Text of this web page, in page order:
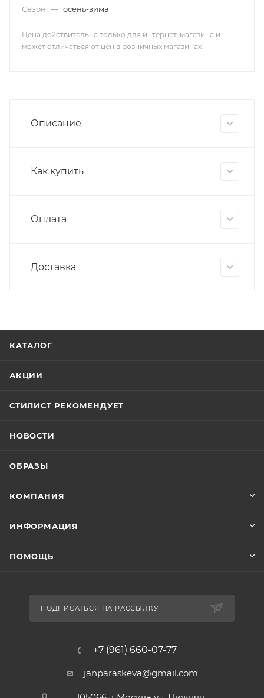
Сезон — осень-зима
Цена действительна только для интернет-магазина и
может отличаться от цен в розничных магазинах
Описание
Как купить
Оплата
Доставка
КАТАЛОГ
АКЦИИ
СТИЛИСТ РЕКОМЕНДУЕТ
НОВОСТИ
ОБРАЗЫ
КОМПАНИЯ
ИНФОРМАЦИЯ
ПОМОЩЬ
ПОДПИСАТЬСЯ НА РАССЫЛКУ
+7 (961) 660-07-77
janparaskeva@gmail.com